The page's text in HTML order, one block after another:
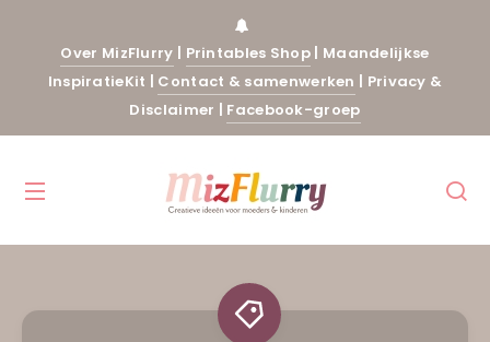
Over MizFlurry | Printables Shop | Maandelijkse
InspiratieKit | Contact & samenwerken | Privacy &
Disclaimer | Facebook-groep